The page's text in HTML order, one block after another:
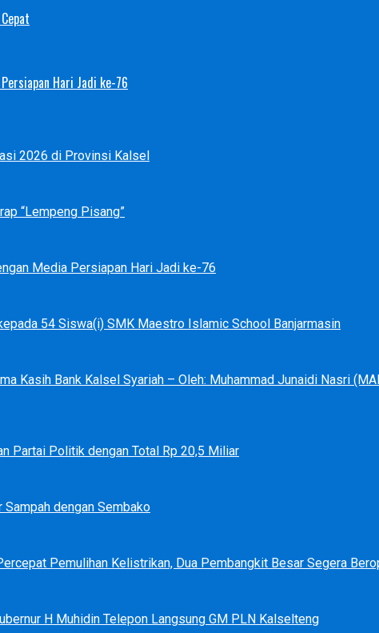
Hari Jadi ke-76
2026 di Provinsi Kalsel
“Lempeng Pisang”
Media Persiapan Hari Jadi ke-76
54 Siswa(i) SMK Maestro Islamic School Banjarmasin
Kasih Bank Kalsel Syariah – Oleh: Muhammad Junaidi Nasri
Partai Politik dengan Total Rp 20,5 Miliar
Sampah dengan Sembako
Pemulihan Kelistrikan, Dua Pembangkit Besar Segera
H Muhidin Telepon Langsung GM PLN Kalselteng